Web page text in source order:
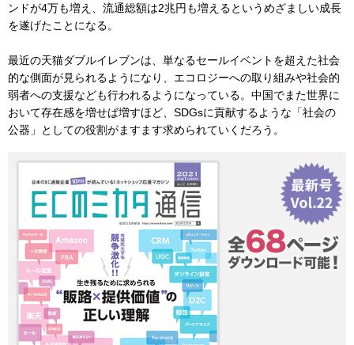
ンドが4万も増え、流通総額は2兆円も増えるというめざましい成長
を遂げたことになる。
最近の天猫ダブルイレブンは、単なるセールイベントを超えた社会
的な側面が見られるようになり、エコロジーへの取り組みや社会的
弱者への支援なども行われるようになっている。中国でまた世界に
おいて存在感を増せば増すほど、SDGsに貢献するような「社会の
公器」としての役割がますます求められていくだろう。